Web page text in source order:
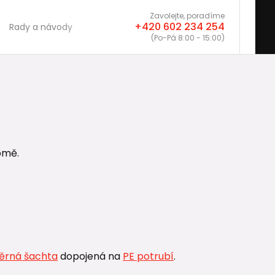
Rady a návody
Zavolejte, poradíme
+420 602 234 254
(Po-Pá 8:00 - 15:00)
šachtadopojená na PE potrubí.